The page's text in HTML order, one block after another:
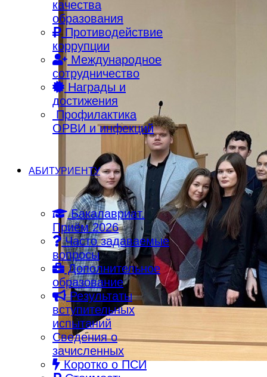
качества
образования
Противодействие
коррупции
Международное
сотрудничество
Награды и
достижения
Профилактика
ОРВИ и инфекций
АБИТУРИЕНТУ
Бакалавриат.
Приём 2026
Часто задаваемые
вопросы
Дополнительное
образование
Результаты
вступительных
испытаний
Сведения о
зачисленных
Коротко о ПСИ